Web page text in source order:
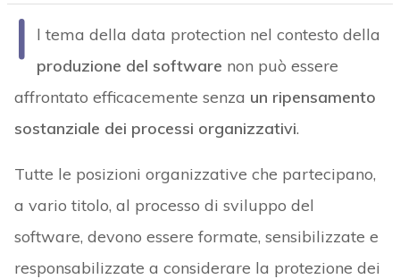
I
l tema della data protection nel contesto della
produzione del software non può essere
affrontato efficacemente senza un ripensamento
sostanziale dei processi organizzativi.
Tutte le posizioni organizzative che partecipano,
a vario titolo, al processo di sviluppo del
software, devono essere formate, sensibilizzate e
responsabilizzate a considerare la protezione dei